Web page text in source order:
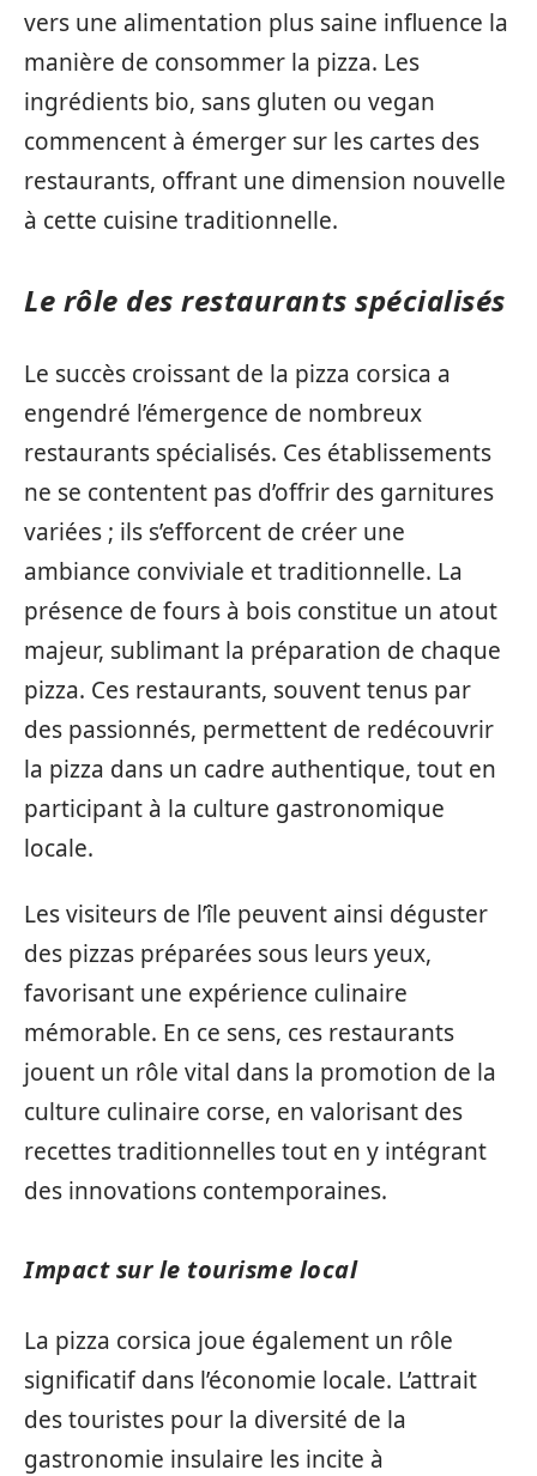
vers une alimentation plus saine influence la
manière de consommer la pizza. Les
ingrédients bio, sans gluten ou vegan
commencent à émerger sur les cartes des
restaurants, offrant une dimension nouvelle
à cette cuisine traditionnelle.
Le rôle des restaurants spécialisés
Le succès croissant de la pizza corsica a
engendré l’émergence de nombreux
restaurants spécialisés. Ces établissements
ne se contentent pas d’offrir des garnitures
variées ; ils s’efforcent de créer une
ambiance conviviale et traditionnelle. La
présence de fours à bois constitue un atout
majeur, sublimant la préparation de chaque
pizza. Ces restaurants, souvent tenus par
des passionnés, permettent de redécouvrir
la pizza dans un cadre authentique, tout en
participant à la culture gastronomique
locale.
Les visiteurs de l’île peuvent ainsi déguster
des pizzas préparées sous leurs yeux,
favorisant une expérience culinaire
mémorable. En ce sens, ces restaurants
jouent un rôle vital dans la promotion de la
culture culinaire corse, en valorisant des
recettes traditionnelles tout en y intégrant
des innovations contemporaines.
Impact sur le tourisme local
La pizza corsica joue également un rôle
significatif dans l’économie locale. L’attrait
des touristes pour la diversité de la
gastronomie insulaire les incite à